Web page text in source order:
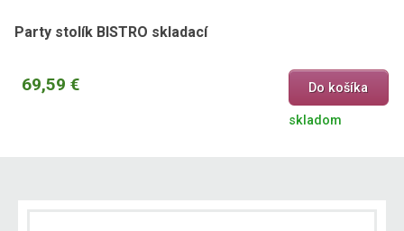
Party stolík BISTRO skladací
69,59 € Do košíka
skladom